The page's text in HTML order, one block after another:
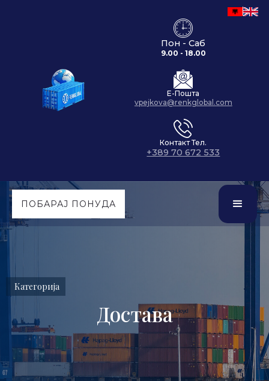
Пон - Саб
9.00 - 18.00
Е-Пошта
vpejkova@renkglobal.com
Контакт Тел.
+389 70 672 533
ПОБАРАЈ ПОНУДА
Категорија
Достава